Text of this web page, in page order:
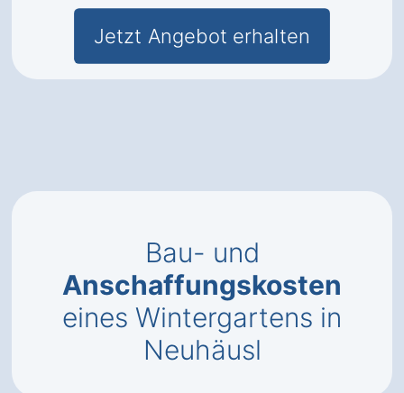
Jetzt Angebot erhalten
Bau- und
Anschaffungskosten
eines Wintergartens in
Neuhäusl